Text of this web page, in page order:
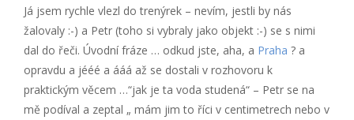
Já jsem rychle vlezl do trenýrek – nevím, jestli by nás
žalovaly :-) a Petr (toho si vybraly jako objekt :-) se s nimi
dal do řeči. Úvodní fráze … odkud jste, aha, a Praha ? a
opravdu a jééé a ááá až se dostali v rozhovoru k
praktickým věcem …“jak je ta voda studená“ – Petr se na
mě podíval a zeptal „ mám jim to říci v centimetrech nebo v